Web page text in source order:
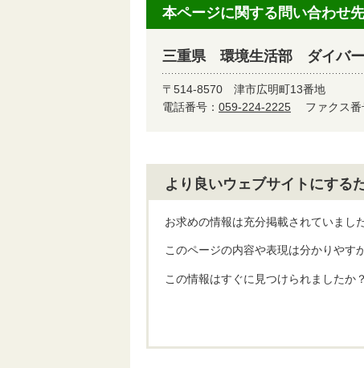
本ページに関する問い合わせ先
三重県 環境生活部 ダイバ
〒514-8570 津市広明町13番地
電話番号： 059-224-2225 ファクス
より良いウェブサイトにする
お求めの情報は充分掲載されていまし
このページの内容や表現は分かりやす
この情報はすぐに見つけられましたか？